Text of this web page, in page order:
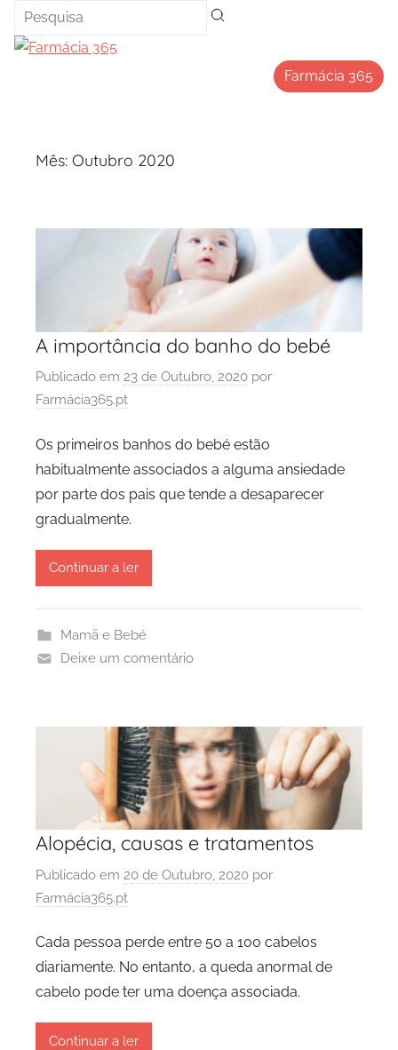
Saltar
para
Farmácia 365
Mês: Outubro 2020
A importância do banho do bebé
Publicado em 23 de Outubro, 2020 por
Farmácia365.pt
Os primeiros banhos do bebé estão
habitualmente associados a alguma ansiedade
por parte dos pais que tende a desaparecer
gradualmente.
Continuar a ler
Mamã e Bebé
Deixe um comentário
Alopécia, causas e tratamentos
Publicado em 20 de Outubro, 2020 por
Farmácia365.pt
Cada pessoa perde entre 50 a 100 cabelos
diariamente. No entanto, a queda anormal de
cabelo pode ter uma doença associada.
Continuar a ler